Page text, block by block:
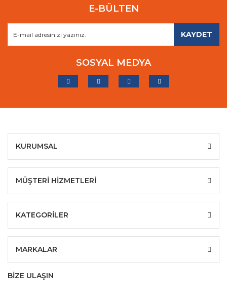
E-BÜLTEN
KAYDET
SOSYAL MEDYA
KURUMSAL
MÜŞTERİ HİZMETLERİ
KATEGORİLER
MARKALAR
BİZE ULAŞIN